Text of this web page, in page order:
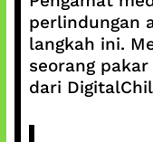
perlindungan
langkah ini.
seorang
dari